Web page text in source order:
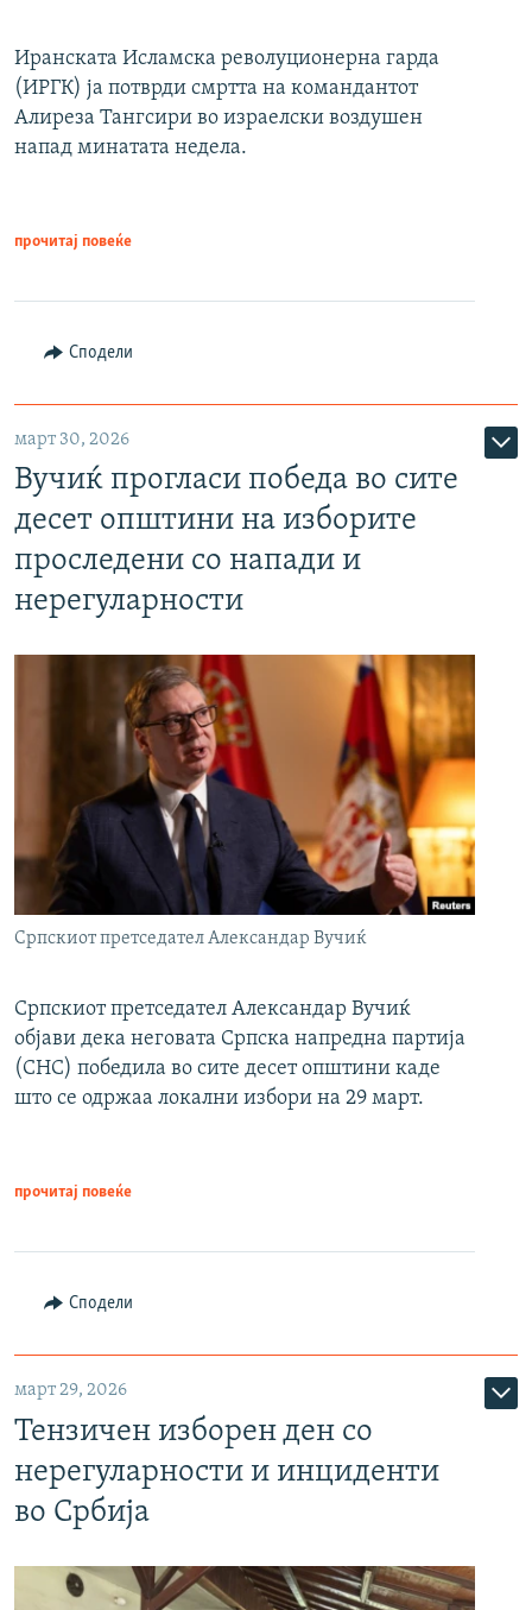
Иранската Исламска револуционерна гарда
(ИРГК) ја потврди смртта на командантот
Алиреза Тангсири во израелски воздушен
напад минатата недела.
прочитај повеќе
Сподели
март 30, 2026
Вучиќ прогласи победа во сите
десет општини на изборите
проследени со напади и
нерегуларности
Српскиот претседател Александар Вучиќ
Српскиот претседател Александар Вучиќ
објави дека неговата Српска напредна партија
(СНС) победила во сите десет општини каде
што се одржаа локални избори на 29 март.
прочитај повеќе
Сподели
март 29, 2026
Тензичен изборен ден со
нерегуларности и инциденти
во Србија